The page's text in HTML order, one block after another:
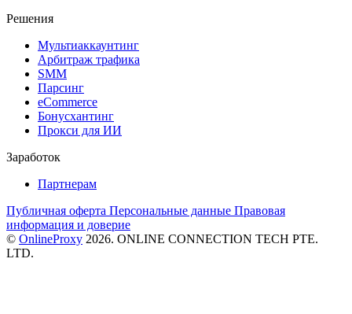
Решения
Мультиаккаунтинг
Арбитраж трафика
SMM
Парсинг
eCommerce
Бонусхантинг
Прокси для ИИ
Заработок
Партнерам
Публичная оферта Персональные данные Правовая
информация и доверие
© OnlineProxy 2026. ONLINE CONNECTION TECH PTE.
LTD.